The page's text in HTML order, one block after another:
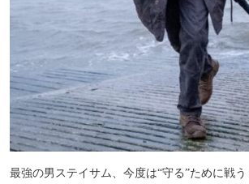
最強の男ステイサム、今度は“守る”ために戦